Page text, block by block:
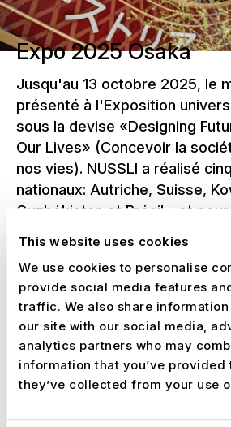
This website uses cookies
We use cookies to personalise
provide social media features
traffic. We also share
our site with our social media,
analytics partners who may
information that you’ve provided
they’ve collected from your use
Expo 2025 Osaka
Jusqu'au 13 octobre 2025, le
présenté à l'Exposition
sous la devise «Designing
Our Lives» (Concevoir la
nos vies). NUSSLI a réalisé
nationaux: Autriche, Suisse,
Ouzbékistan et Brésil - et
En savoir plus sur
2025 Osaka
NUSSLI - Ton